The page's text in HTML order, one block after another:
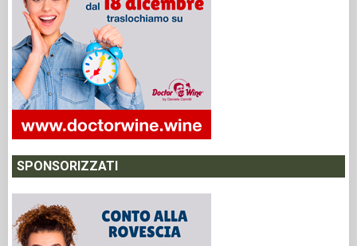
SPONSORIZZATI